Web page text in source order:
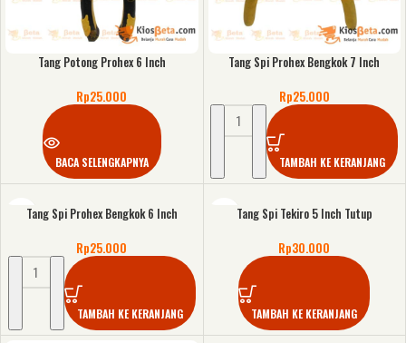
Tang Potong Prohex 6 Inch
Rp25.000
BACA SELENGKAPNYA
Tang Spi Prohex Bengkok 7 Inch
Rp25.000
TAMBAH KE KERANJANG
Tang Spi Prohex Bengkok 6 Inch
Rp25.000
TAMBAH KE KERANJANG
Tang Spi Tekiro 5 Inch Tutup
Rp30.000
TAMBAH KE KERANJANG